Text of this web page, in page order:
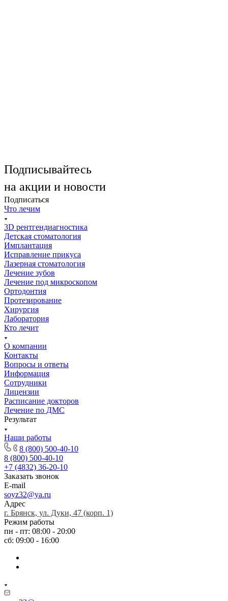
Подписывайтесь
на акции и новости
Подписаться
Что лечим
3D рентгендиагностика
Детская стоматология
Имплантация
Исправление прикуса
Лазерная стоматология
Лечение зубов
Лечение под микроскопом
Ортодонтия
Протезирование
Хирургия
Лаборатория
Кто лечит
О компании
Контакты
Вопросы и ответы
Информация
Сотрудники
Лицензии
Расписание докторов
Лечение по ДМС
Результат
Наши работы
8 (800) 500-40-10
8 (800) 500-40-10
+7 (4832) 36-20-10
Заказать звонок
E-mail
soyz32@ya.ru
Адрес
г. Брянск, ул. Дуки, 47 (корп. 1)
Режим работы
пн - пт: 08:00 - 20:00
сб: 09:00 - 16:00